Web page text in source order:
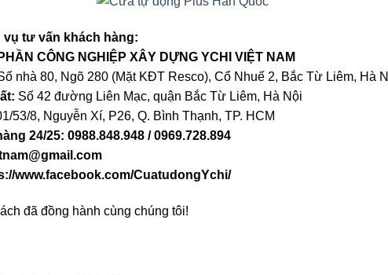
tư vấn khách hàng:
CÔNG NGHIỆP XÂY DỰNG YCHI VIỆT NAM
nhà 80, Ngõ 280 (Mặt KĐT Resco), Cổ Nhuế 2, Bắc Từ Liêm, Hà
Số 42 đường Liên Mạc, quận Bắc Từ Liêm, Hà Nội
53/8, Nguyễn Xí, P26, Q. Bình Thạnh, TP. HCM
24/25: 0988.848.948 / 0969.728.894
www.facebook.com/CuatudongYchi/
đã đồng hành cùng chúng tôi!